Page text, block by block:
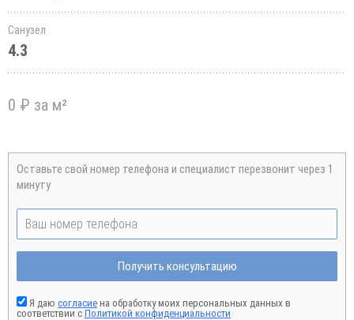
Санузел
4.3
0 ₽ за м²
Оставьте свой номер телефона и специалист перезвонит через 1
минуту
Получить консультацию
Я даю согласие на обработку моих персональных данных в
соответствии с Политикой конфиденциальности